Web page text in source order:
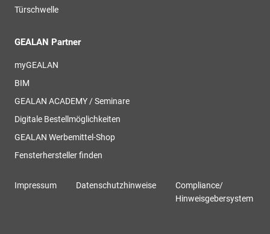
Türschwelle
GEALAN Partner
myGEALAN
BIM
GEALAN ACADEMY / Seminare
Digitale Bestellmöglichkeiten
GEALAN Werbemittel-Shop
Fensterhersteller finden
Impressum Datenschutzhinweise
Compliance/
Hinweisgebersystem